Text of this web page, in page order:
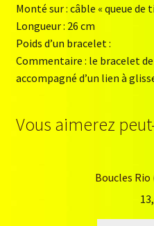
Monté sur : câble « queue
Longueur : 26 cm
Poids d’un bracelet :
Commentaire : le bracelet
accompagné d’un lien à
Vous aimerez
Boucles